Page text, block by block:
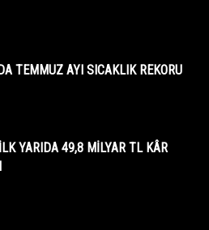
TEMMUZ AYI SICAKLIK REKORU
YARIDA 49,8 MİLYAR TL KÂR